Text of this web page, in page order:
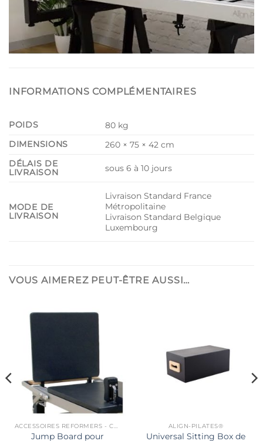
INFORMATIONS COMPLÉMENTAIRES
POIDS
80 kg
DIMENSIONS
260 × 75 × 42 cm
DÉLAIS DE
LIVRAISON
sous 6 à 10 jours
MODE DE
LIVRAISON
Livraison Standard France
Métropolitaine
Livraison Standard Belgique
Luxembourg
VOUS AIMEREZ PEUT-ÊTRE AUSSI…
ACCESSOIRES REFORMERS - CHAIRS...
Jump Board pour
ALIGN-PILATES®
Universal Sitting Box de